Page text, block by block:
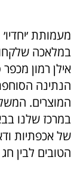
מעמותת
במלאכה
אילן רמון
הנתינה
המוצרים.
במרכז שלנו
של אכפתיות
הטובים לבין